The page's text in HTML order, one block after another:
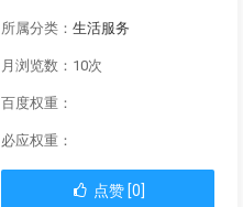
所属分类： 生活服务
月浏览数：10次
百度权重：
必应权重：
点赞 [0]